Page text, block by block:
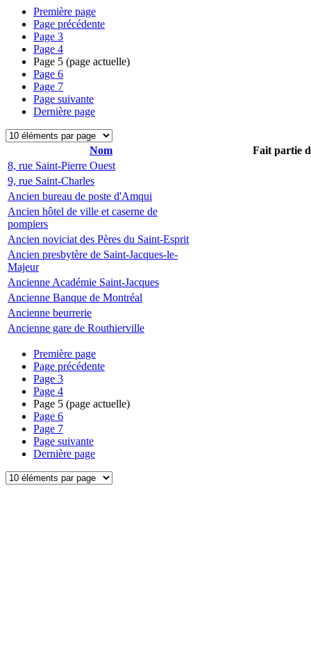
Première page
Page précédente
Page 3
Page 4
Page 5 (page actuelle)
Page 6
Page 7
Page suivante
Dernière page
Nom
Fait partie
8, rue Saint-Pierre Ouest
9, rue Saint-Charles
Ancien bureau de poste d'Amqui
Ancien hôtel de ville et caserne de
pompiers
Ancien noviciat des Pères du Saint-Esprit
Ancien presbytère de Saint-Jacques-le-
Majeur
Ancienne Académie Saint-Jacques
Ancienne Banque de Montréal
Ancienne beurrerie
Ancienne gare de Routhierville
Première page
Page précédente
Page 3
Page 4
Page 5 (page actuelle)
Page 6
Page 7
Page suivante
Dernière page